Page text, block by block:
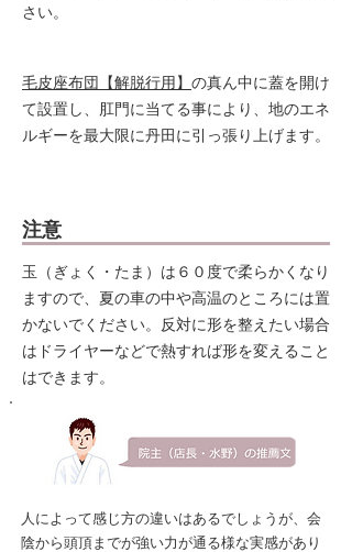
さい。
毛皮座布団【解脱行用】 の真ん中に蓋を開け
て設置し、肛門に当てる事により、地のエネ
ルギーを最大限に丹田に引っ張り上げます。
​注意
玉（ぎょく・たま）は６０度で柔らかくなり
ますので、夏の車の中や高温のところには置
かないでください。反対に形を整えたい場合
はドライヤーなどで熱すれば形を変えること
はできます。
人によって感じ方の違いはあるでしょうが、会
陰から頭頂までが強い力が通る様な実感があり